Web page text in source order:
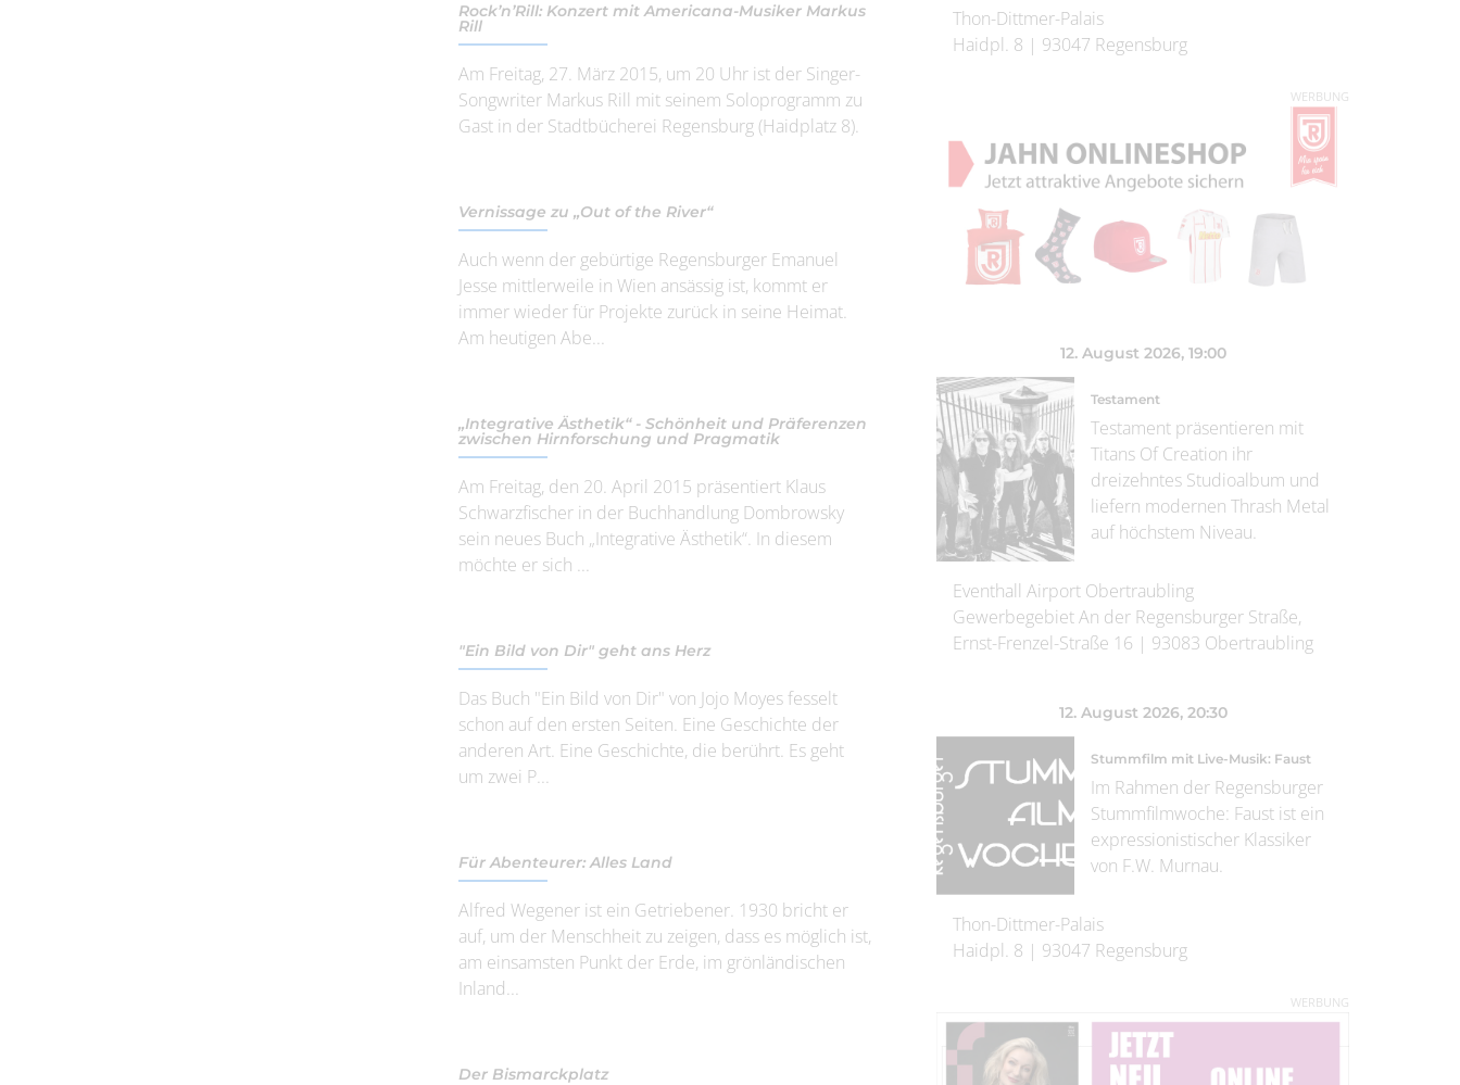
Rock’n’Rill: Konzert mit Americana-Musiker Markus
Rill
Am Freitag, 27. März 2015, um 20 Uhr ist der Singer-
Songwriter Markus Rill mit seinem Soloprogramm zu
Gast in der Stadtbücherei Regensburg (Haidplatz 8).
Vernissage zu „Out of the River“
Auch wenn der gebürtige Regensburger Emanuel
Jesse mittlerweile in Wien ansässig ist, kommt er
immer wieder für Projekte zurück in seine Heimat.
Am heutigen Abe...
„Integrative Ästhetik“ - Schönheit und Präferenzen
zwischen Hirnforschung und Pragmatik
Am Freitag, den 20. April 2015 präsentiert Klaus
Schwarzfischer in der Buchhandlung Dombrowsky
sein neues Buch „Integrative Ästhetik“. In diesem
möchte er sich ...
"Ein Bild von Dir" geht ans Herz
Das Buch "Ein Bild von Dir" von Jojo Moyes fesselt
schon auf den ersten Seiten. Eine Geschichte der
anderen Art. Eine Geschichte, die berührt. Es geht
um zwei P...
Für Abenteurer: Alles Land
Alfred Wegener ist ein Getriebener. 1930 bricht er
auf, um der Menschheit zu zeigen, dass es möglich ist,
am einsamsten Punkt der Erde, im grönländischen
Inland...
Der Bismarckplatz
Thon-Dittmer-Palais
Haidpl. 8 | 93047 Regensburg
WERBUNG
12. August 2026, 19:00
Testament
Testament präsentieren mit
Titans Of Creation ihr
dreizehntes Studioalbum und
liefern modernen Thrash Metal
auf höchstem Niveau.
Eventhall Airport Obertraubling
Gewerbegebiet An der Regensburger Straße,
Ernst-Frenzel-Straße 16 | 93083 Obertraubling
12. August 2026, 20:30
Stummfilm mit Live-Musik: Faust
Im Rahmen der Regensburger
Stummfilmwoche: Faust ist ein
expressionistischer Klassiker
von F.W. Murnau.
Thon-Dittmer-Palais
Haidpl. 8 | 93047 Regensburg
WERBUNG